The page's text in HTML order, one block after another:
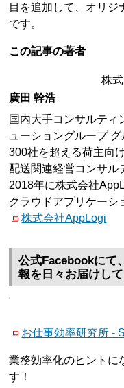
目を追加して、オリ
です。
この記事の著者
株
廣田 幹浩
国内大手コンサルティ
ューショングループ
300社を超える荷主向
配送関連経営コンサル
2018年に株式会社
クラウドアプリケーシ
株式会社AppLogi
公式Facebookにて
報を日々お届けして
お仕事効率研究所 -
業務効率化のヒントに
す！